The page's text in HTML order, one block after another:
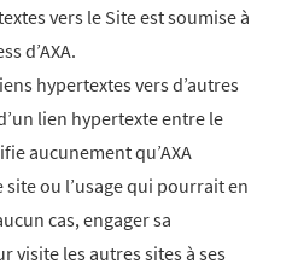
vers le Site est soumise à
d’AXA.
hypertextes vers d’autres
lien hypertexte entre le
aucunement qu’AXA
ou l’usage qui pourrait en
cas, engager sa
visite les autres sites à ses